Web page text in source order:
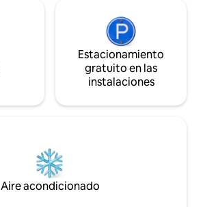
Estacionamiento
gratuito en las
instalaciones
Aire acondicionado